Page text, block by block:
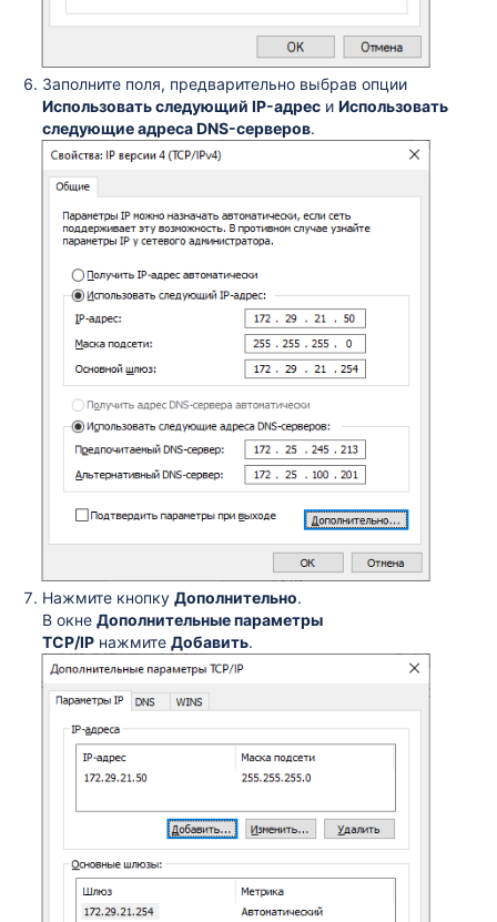
Заполните поля, предварительно выбрав опции
Использовать следующий IP-адреси Использовать
следующие адреса DNS-серверов.
Нажмите кнопку Дополнительно.
В окне Дополнительные параметры
TCP/IP нажмите Добавить.